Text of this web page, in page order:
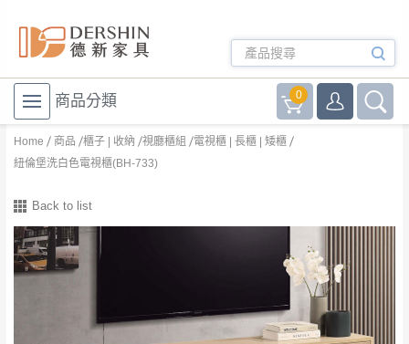
商品分類 0
Home 商品 櫃子 | 收納 視廳櫃組
電視櫃 | 長櫃 | 矮櫃
紐倫堡洗白色電視櫃(BH-733)
Back to list